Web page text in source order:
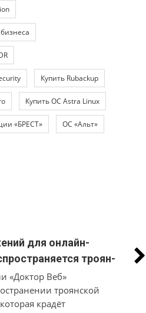
Купить Rubackup
Купить ОС Astra Linux
«БРЕСТ» ОС «Альт»
для онлайн-
троян-
трудоустройства
macOS и
денежные средства
«Доктор Веб»
троянской
крадёт